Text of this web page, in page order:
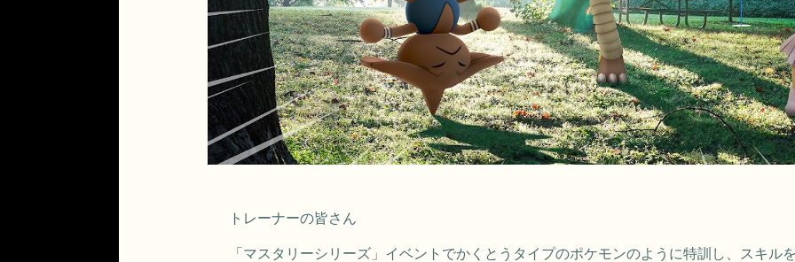
トレーナーの皆さん
「マスタリーシリーズ」イベントでかくとうタイプのポケモンのように特訓し、スキル